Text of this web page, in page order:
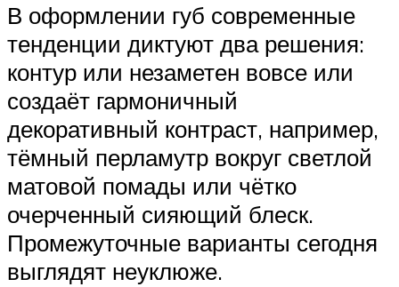
В оформлении губ современные
тенденции диктуют два решения:
контур или незаметен вовсе или
создаёт гармоничный
декоративный контраст, например,
тёмный перламутр вокруг светлой
матовой помады или чётко
очерченный сияющий блеск.
Промежуточные варианты сегодня
выглядят неуклюже.